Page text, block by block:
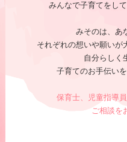
みんなで子育てをし
みそのは、あ
それぞれの想いや願いが
自分らしく
子育てのお手伝い
保育士、児童指導
ご相談を